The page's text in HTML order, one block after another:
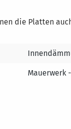
die Platten
Mauerwerk